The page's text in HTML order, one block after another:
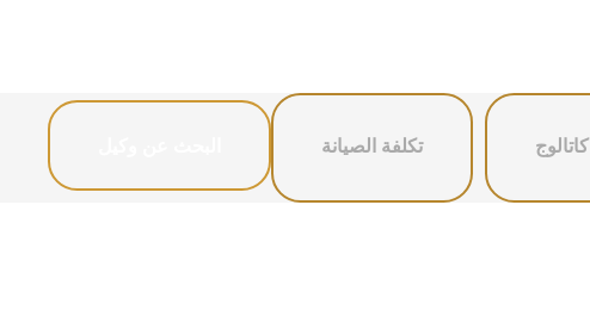
EXPERIENCE
CHEVROLET TITLE
Lobortis felis. Proin molestie
تكلفة الصيانة كاتالوج